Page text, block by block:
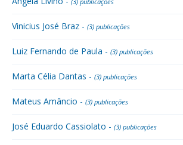
Vinicius José Braz - (3) publicações
Luiz Fernando de Paula - (3) publicações
Marta Célia Dantas - (3) publicações
Mateus Amâncio - (3) publicações
José Eduardo Cassiolato - (3) publicações